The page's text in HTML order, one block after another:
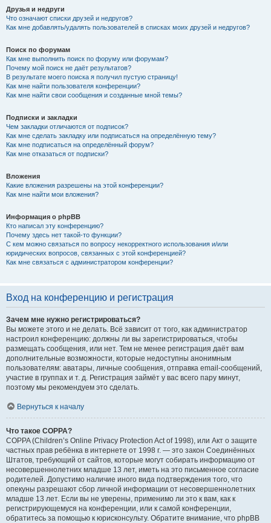
Друзья и недруги
Что означают списки друзей и недругов?
Как мне добавлять/удалять пользователей в списках моих друзей и недругов?
Поиск по форумам
Как мне выполнить поиск по форуму или форумам?
Почему мой поиск не даёт результатов?
В результате моего поиска я получил пустую страницу!
Как мне найти пользователя конференции?
Как мне найти свои сообщения и созданные мной темы?
Подписки и закладки
Чем закладки отличаются от подписок?
Как мне сделать закладку или подписаться на определённую тему?
Как мне подписаться на определённый форум?
Как мне отказаться от подписки?
Вложения
Какие вложения разрешены на этой конференции?
Как мне найти мои вложения?
Информация о phpBB
Кто написал эту конференцию?
Почему здесь нет такой-то функции?
С кем можно связаться по вопросу некорректного использования и/или
юридических вопросов, связанных с этой конференцией?
Как мне связаться с администратором конференции?
Вход на конференцию и регистрация
Зачем мне нужно регистрироваться?
Вы можете этого и не делать. Всё зависит от того, как администратор
настроил конференцию: должны ли вы зарегистрироваться, чтобы
размещать сообщения, или нет. Тем не менее регистрация даёт вам
дополнительные возможности, которые недоступны анонимным
пользователям: аватары, личные сообщения, отправка email-сообщений,
участие в группах и т. д. Регистрация займёт у вас всего пару минут,
поэтому мы рекомендуем это сделать.
Вернуться к началу
Что такое COPPA?
COPPA (Children’s Online Privacy Protection Act of 1998), или Акт о защите
частных прав ребёнка в интернете от 1998 г. — это закон Соединённых
Штатов, требующий от сайтов, которые могут собирать информацию от
несовершеннолетних младше 13 лет, иметь на это письменное согласие
родителей. Допустимо наличие иного вида подтверждения того, что
опекуны разрешают сбор личной информации от несовершеннолетних
младше 13 лет. Если вы не уверены, применимо ли это к вам, как к
регистрирующемуся на конференции, или к самой конференции,
обратитесь за помощью к юрисконсульту. Обратите внимание, что phpBB